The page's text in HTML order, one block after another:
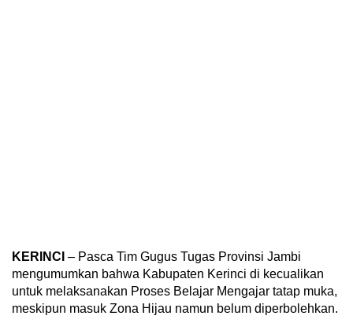
KERINCI – Pasca Tim Gugus Tugas Provinsi Jambi
mengumumkan bahwa Kabupaten Kerinci di kecualikan
untuk melaksanakan Proses Belajar Mengajar tatap muka,
meskipun masuk Zona Hijau namun belum diperbolehkan.